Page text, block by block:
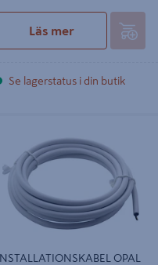
Läs mer
Se lagerstatus i din butik
INSTALLATIONSKABEL OPAL